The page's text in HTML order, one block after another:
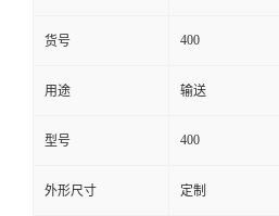
货号 400
用途 输送
型号 400
外形尺寸 定制